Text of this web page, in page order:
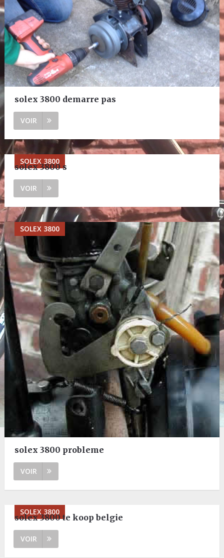
solex 3800 demarre pas
VOIR
SOLEX 3800
solex 3800 s
VOIR
SOLEX 3800
solex 3800 probleme
VOIR
SOLEX 3800
solex 3800 te koop belgie
VOIR